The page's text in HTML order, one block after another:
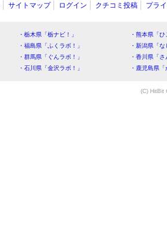
サイトマップ ログイン クチコミ投稿 プラ
・栃木県「栃ナビ！」
・熊本県「
・福島県「ふくラボ！」
・新潟県「
・群馬県「ぐんラボ！」
・香川県「
・石川県「金沢ラボ！」
・鹿児島県
(C) HitBit